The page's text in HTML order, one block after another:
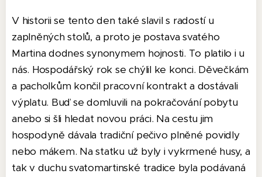
V historii se tento den také slavil s radostí u
zaplněných stolů, a proto je postava svatého
Martina dodnes synonymem hojnosti. To platilo i u
nás. Hospodářský rok se chýlil ke konci. Děvečkám
a pacholkům končil pracovní kontrakt a dostávali
výplatu. Buď se domluvili na pokračování pobytu
anebo si šli hledat novou práci. Na cestu jim
hospodyně dávala tradiční pečivo plněné povidly
nebo mákem. Na statku už byly i vykrmené husy, a
tak v duchu svatomartinské tradice byla podávaná